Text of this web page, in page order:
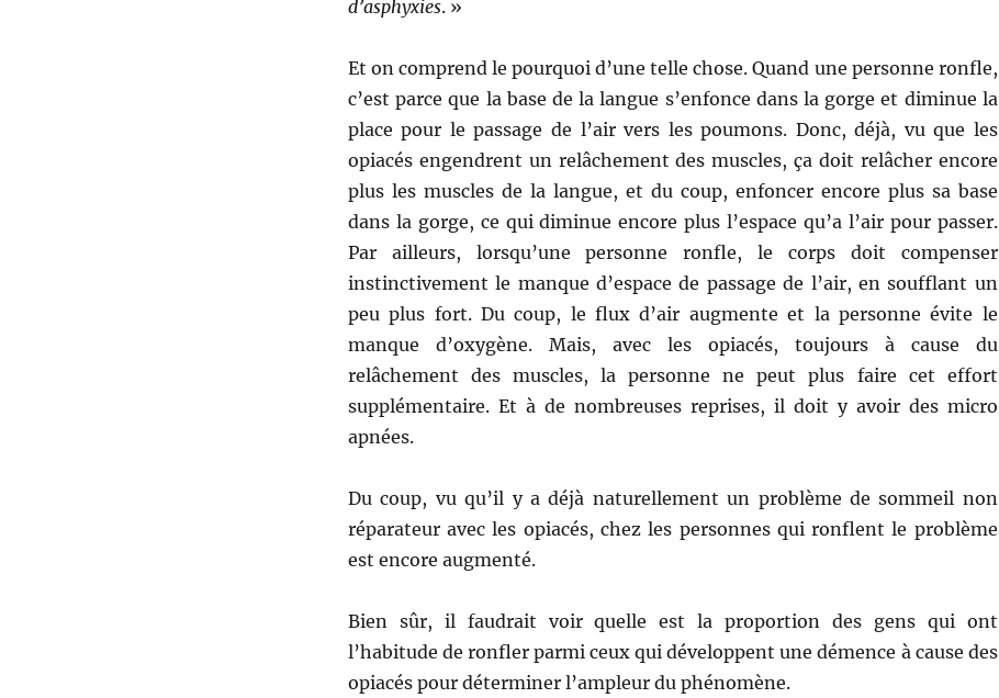
d’asphyxies. »
Et on comprend le pourquoi d’une telle chose. Quand une personne ronfle,
c’est parce que la base de la langue s’enfonce dans la gorge et diminue la
place pour le passage de l’air vers les poumons. Donc, déjà, vu que les
opiacés engendrent un relâchement des muscles, ça doit relâcher encore
plus les muscles de la langue, et du coup, enfoncer encore plus sa base
dans la gorge, ce qui diminue encore plus l’espace qu’a l’air pour passer.
Par ailleurs, lorsqu’une personne ronfle, le corps doit compenser
instinctivement le manque d’espace de passage de l’air, en soufflant un
peu plus fort. Du coup, le flux d’air augmente et la personne évite le
manque d’oxygène. Mais, avec les opiacés, toujours à cause du
relâchement des muscles, la personne ne peut plus faire cet effort
supplémentaire. Et à de nombreuses reprises, il doit y avoir des micro
apnées.
Du coup, vu qu’il y a déjà naturellement un problème de sommeil non
réparateur avec les opiacés, chez les personnes qui ronflent le problème
est encore augmenté.
Bien sûr, il faudrait voir quelle est la proportion des gens qui ont
l’habitude de ronfler parmi ceux qui développent une démence à cause des
opiacés pour déterminer l’ampleur du phénomène.